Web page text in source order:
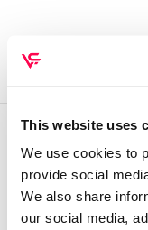
This website uses
We use cookies to
provide social
We also share
our social media,
QUEM
Sobre mim
Contactos